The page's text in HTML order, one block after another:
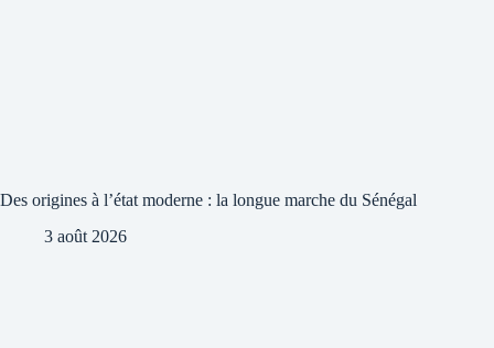
Des origines à l’état moderne : la longue marche du Sénégal
3 août 2026